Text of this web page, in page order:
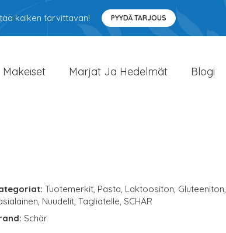
kaiken tarvittavan! PYYDÄ TARJOUS
Makeiset Marjat Ja Hedelmät Blogi
Tuotemerkit, Pasta, Laktoositon, Gluteeniton,
, Nuudelit, Tagliatelle, SCHÄR
Schär